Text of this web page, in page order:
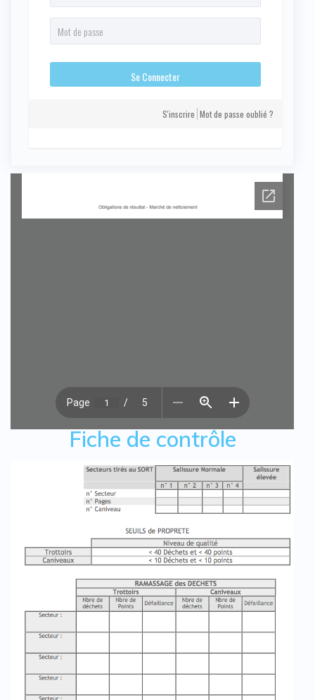
S'inscrire Mot de passe oublié ?
Fiche de contrôle